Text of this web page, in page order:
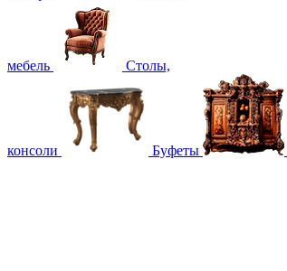
мебель Столы,
консоли Буфеты